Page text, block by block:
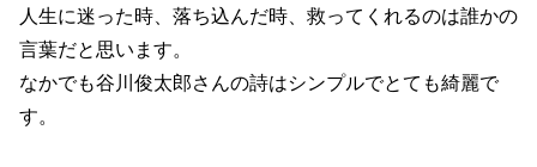
人生に迷った時、落ち込んだ時、救ってくれるのは誰かの
言葉だと思います。
なかでも谷川俊太郎さんの詩はシンプルでとても綺麗で
す。